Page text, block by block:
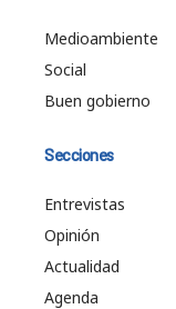
Medioambiente
Social
Buen gobierno
Secciones
Entrevistas
Opinión
Actualidad
Agenda